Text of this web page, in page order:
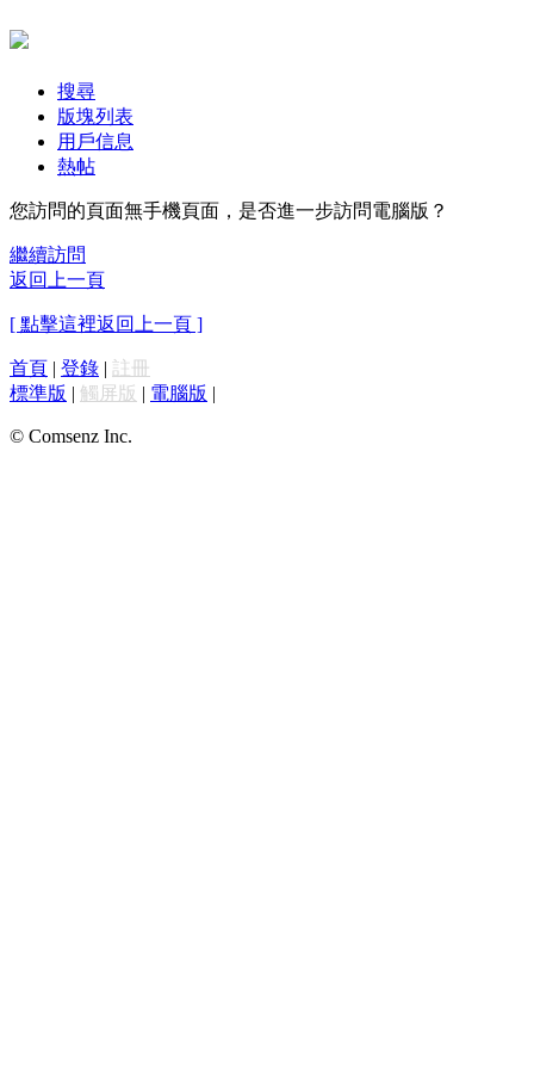
搜尋
版塊列表
用戶信息
熱帖
您訪問的頁面無手機頁面，是否進一步訪問電腦版？
繼續訪問
返回上一頁
[ 點擊這裡返回上一頁 ]
首頁 | 登錄 | 註冊
標準版 | 觸屏版 | 電腦版 |
© Comsenz Inc.